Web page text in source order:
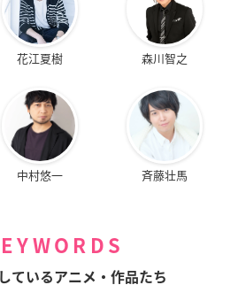
花江夏樹 森川智之
中村悠一 斉藤壮馬
ているアニメ・作品たち